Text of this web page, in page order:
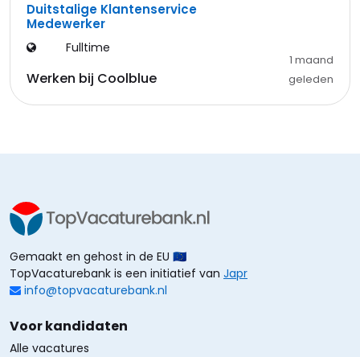
Duitstalige Klantenservice
Medewerker
Fulltime
Werken bij Coolblue
1 maand
geleden
Gemaakt en gehost in de EU 🇪🇺
TopVacaturebank is een initiatief van Japr
info@topvacaturebank.nl
Voor kandidaten
Alle vacatures